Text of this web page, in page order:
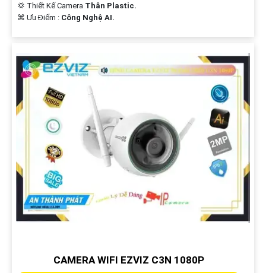
💢 Thiết Kế Camera Thân Plastic.
️⌘ Ưu Điểm : Công Nghệ AI.
CAMERA WIFI EZVIZ C3N 1080P